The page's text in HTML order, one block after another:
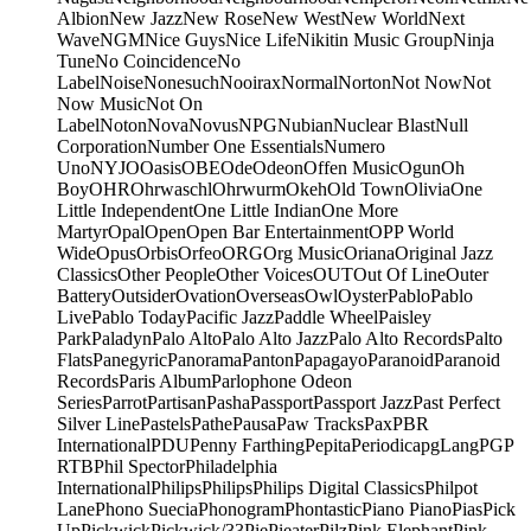
AlbionNew JazzNew RoseNew WestNew WorldNext
WaveNGMNice GuysNice LifeNikitin Music GroupNinja
TuneNo CoincidenceNo
LabelNoiseNonesuchNooiraxNormalNortonNot NowNot
Now MusicNot On
LabelNotonNovaNovusNPGNubianNuclear BlastNull
CorporationNumber One EssentialsNumero
UnoNYJOOasisOBEOdeOdeonOffen MusicOgunOh
BoyOHROhrwaschlOhrwurmOkehOld TownOliviaOne
Little IndependentOne Little IndianOne More
MartyrOpalOpenOpen Bar EntertainmentOPP World
WideOpusOrbisOrfeoORGOrg MusicOrianaOriginal Jazz
ClassicsOther PeopleOther VoicesOUTOut Of LineOuter
BatteryOutsiderOvationOverseasOwlOysterPabloPablo
LivePablo TodayPacific JazzPaddle WheelPaisley
ParkPaladynPalo AltoPalo Alto JazzPalo Alto RecordsPalto
FlatsPanegyricPanoramaPantonPapagayoParanoidParanoid
RecordsParis AlbumParlophone Odeon
SeriesParrotPartisanPashaPassportPassport JazzPast Perfect
Silver LinePastelsPathePausaPaw TracksPaxPBR
InternationalPDUPenny FarthingPepitaPeriodicapgLangPGP
RTBPhil SpectorPhiladelphia
InternationalPhilipsPhilipsPhilips Digital ClassicsPhilpot
LanePhono SueciaPhonogramPhontasticPiano PianoPiasPick